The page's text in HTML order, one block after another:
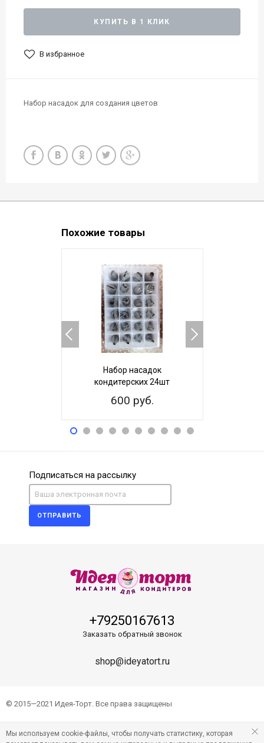
КУПИТЬ В 1 КЛИК
В избранное
Набор насадок для создания цветов
Похожие товары
Набор насадок
кондитерских 24шт
600 руб.
Подписаться на рассылку
ОТПРАВИТЬ
+79250167613
Заказать обратный звонок
shop@ideyatort.ru
© 2015—2021 Идея-Торт. Все права защищены
Мы используем cookie-файлы, чтобы получать статистику, которая